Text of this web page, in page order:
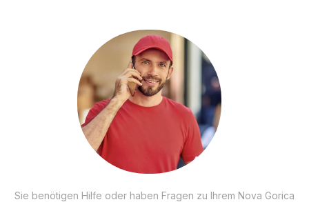
Sie benötigen Hilfe oder haben Fragen zu Ihrem Nova Gorica